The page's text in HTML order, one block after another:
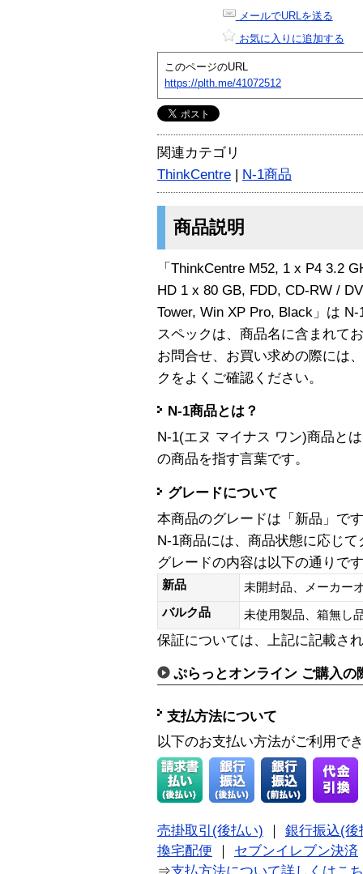
メールでURLを送る
お気に入りに追加する
このページのURL
https://plth.me/41072512
関連カテゴリ
ThinkCentre | N-1商品
商品説明
「ThinkCentre M52, 1 x P4 3.2
HD 1 x 80 GB, FDD, CD-RW /
Tower, Win XP Pro, Black」は
スペックは、商品名に含まれて
お問合せ、お買い求めの際には
クをよくご確認ください。
N-1商品とは？
N-1(エヌ マイナス ワン)商品と
の商品を指す言葉です。
グレードについて
本商品のグレードは「新品」です
N-1商品には、商品状態に応じ
グレードの内容は以下の通りで
新品
未開封品、メーカー
バルク品
未使用製品、箱無
保証については、上記に記載さ
ぷらっとオンライン ご購入の
支払方法について
以下のお支払い方法がご利用で
売掛取引(後払い)
銀行振込(後
換宅配便
セブンイレブン決済